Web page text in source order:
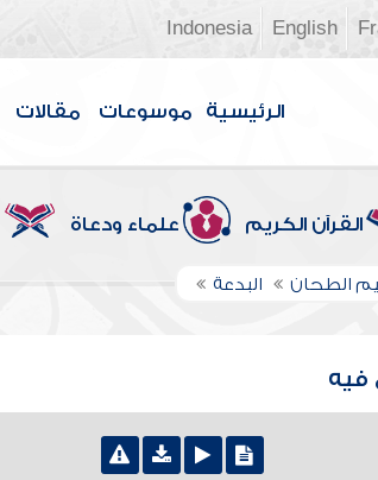
English
Indonesia
الرئيسية موسوعات مقالات
القرآن الكريم علماء ودعاة
الطحان البدعة
فيه